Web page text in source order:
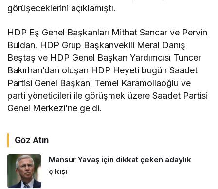
görüşeceklerini açıklamıştı.
HDP Eş Genel Başkanları Mithat Sancar ve Pervin
Buldan, HDP Grup Başkanvekili Meral Danış
Beştaş ve HDP Genel Başkan Yardımcısı Tuncer
Bakırhan’dan oluşan HDP Heyeti bugün Saadet
Partisi Genel Başkanı Temel Karamollaoğlu ve
parti yöneticileri ile görüşmek üzere Saadet Partisi
Genel Merkezi’ne geldi.
Göz Atın
Mansur Yavaş için dikkat çeken adaylık
çıkışı